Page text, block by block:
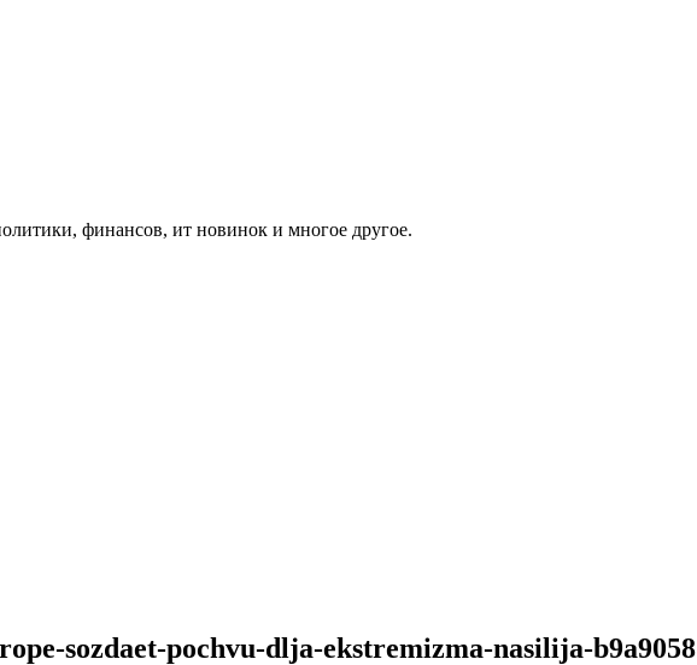
финансов, ит новинок и многое другое.
sozdaet-pochvu-dlja-ekstremizma-nasilija-b9a9058